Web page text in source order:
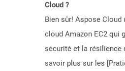
Cloud ?
Bien sûr! Aspose
cloud Amazon EC2 qui
sécurité et la résilience
savoir plus sur les